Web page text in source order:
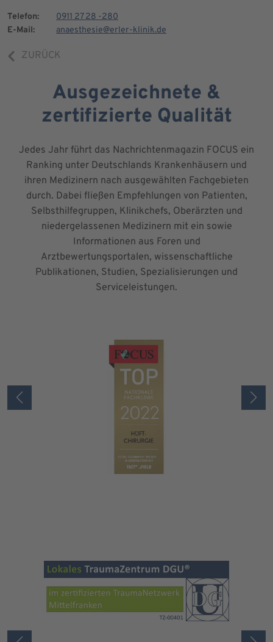
Telefon:
0911 27 28 -280
E-Mail:
anaesthesie@erler-klinik.de
ZURÜCK
Ausgezeichnete &
zertifizierte Qualität
Jedes Jahr führt das Nachrichtenmagazin FOCUS ein
Ranking unter Deutschlands Krankenhäusern und
ihren Medizinern nach ausgewählten Fachgebieten
durch. Dabei fließen Empfehlungen von Patienten,
Selbsthilfegruppen, Klinikchefs, Oberärzten und
niedergelassenen Medizinern mit ein sowie
Informationen aus Foren und
Arztbewertungsportalen, wissenschaftliche
Publikationen, Studien, Spezialisierungen und
Serviceleistungen.